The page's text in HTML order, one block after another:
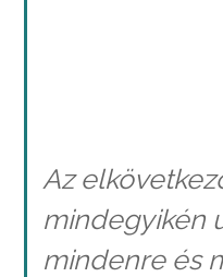
Az
mindegyikén
mindenre és